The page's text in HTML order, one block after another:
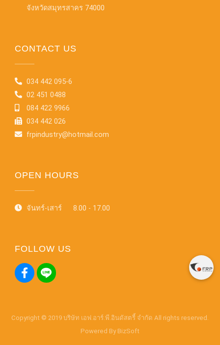
จังหวัดสมุทรสาคร 74000
CONTACT US
034 442 095-6
02 451 0488
084 422 9966
034 442 026
frpindustry@hotmail.com
OPEN HOURS
จันทร์-เสาร์ 8.00 - 17.00
FOLLOW US
Copyright © 2019 บริษัท เอฟ.อาร์.พี.อินดัสตรี้ จำกัด All rights reserved.
Powered By BizSoft